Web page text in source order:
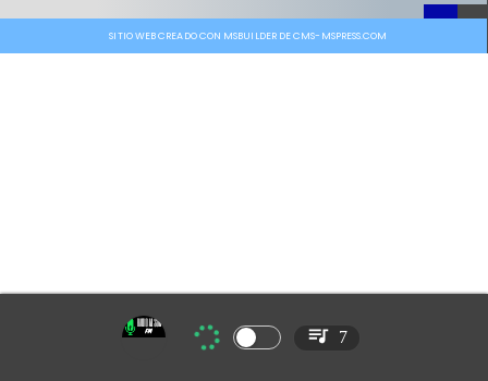
SITIO WEB CREADO CON MSBUILDER DE CMS-MSPRESS.COM
7